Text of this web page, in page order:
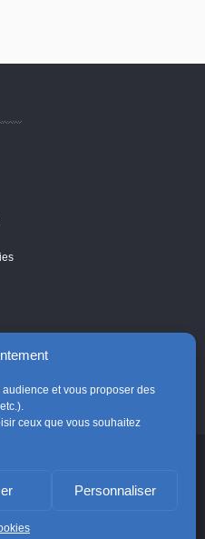
et vous proposer des
ceux que vous souhaitez
Personnaliser